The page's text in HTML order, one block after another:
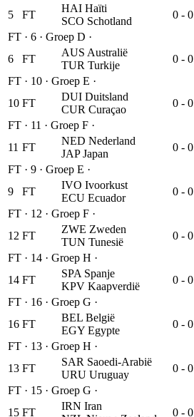
5
FT
HAI Haïti
SCO Schotland
0 - 0
FT · 6 · Groep D ·
6
FT
AUS Australië
TUR Turkije
0 - 0
FT · 10 · Groep E ·
10 FT
DUI Duitsland
CUR Curaçao
0 - 0
FT · 11 · Groep F ·
11 FT
NED Nederland
JAP Japan
0 - 0
FT · 9 · Groep E ·
9
FT
IVO Ivoorkust
ECU Ecuador
0 - 0
FT · 12 · Groep F ·
12 FT
ZWE Zweden
TUN Tunesië
0 - 0
FT · 14 · Groep H ·
14 FT
SPA Spanje
KPV Kaapverdië
0 - 0
FT · 16 · Groep G ·
16 FT
BEL België
EGY Egypte
0 - 0
FT · 13 · Groep H ·
13 FT
SAR Saoedi-Arabië
URU Uruguay
0 - 0
FT · 15 · Groep G ·
15 FT
IRN Iran
0 - 0